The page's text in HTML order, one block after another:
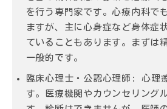
を行う専門家です。心療内科で
ますが、主に心身症など身体症
ていることもあります。まずは
一般的です。
臨床心理士・公認心理師 : 心理
す。医療機関やカウンセリング